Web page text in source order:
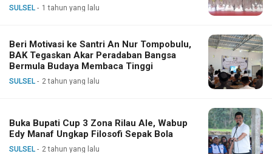
SULSEL 1 tahun yang lalu
Beri Motivasi ke Santri An Nur Tompobulu,
BAK Tegaskan Akar Peradaban Bangsa
Bermula Budaya Membaca Tinggi
SULSEL 2 tahun yang lalu
Buka Bupati Cup 3 Zona Rilau Ale, Wabup
Edy Manaf Ungkap Filosofi Sepak Bola
SULSEL 2 tahun yang lalu